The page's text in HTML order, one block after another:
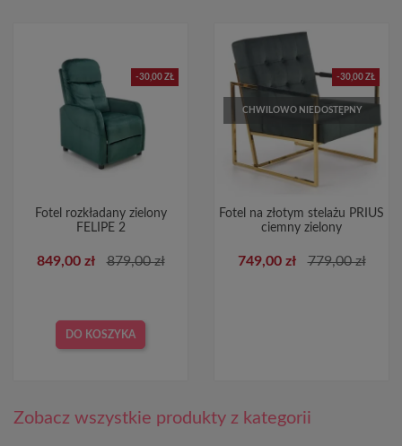
-30,00 ZŁ
Fotel rozkładany zielony
FELIPE 2
849,00 zł 879,00 zł
DO KOSZYKA
-30,00 ZŁ
CHWILOWO NIEDOSTĘPNY
Fotel na złotym stelażu PRIUS
ciemny zielony
749,00 zł 779,00 zł
Zobacz wszystkie produkty z kategorii